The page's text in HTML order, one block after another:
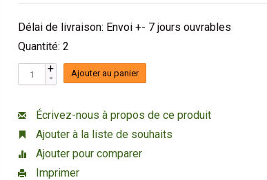
Délai de livraison: Envoi +- 7 jours ouvrables
Quantité: 2
+
- Ajouter au panier
Écrivez-nous à propos de ce produit
Ajouter à la liste de souhaits
Ajouter pour comparer
Imprimer